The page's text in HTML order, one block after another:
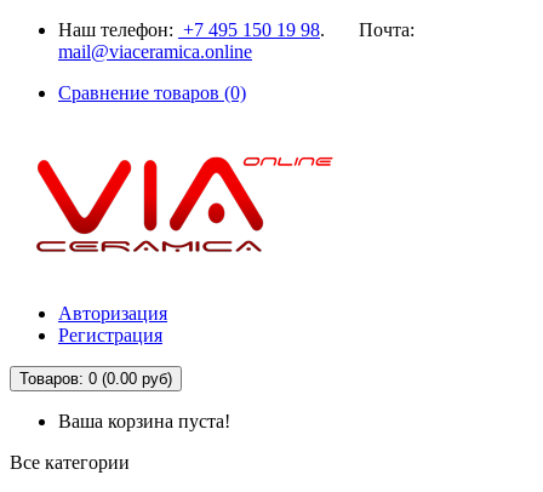
Наш телефон: +7 495 150 19 98. Почта:
mail@viaceramica.online
Сравнение товаров (0)
Авторизация
Регистрация
Товаров: 0 (0.00 руб)
Ваша корзина пуста!
Все категории